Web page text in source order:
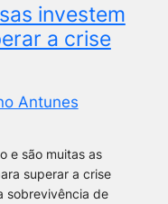
investem
a crise
Antunes
e são muitas as
superar a crise
sobrevivência de